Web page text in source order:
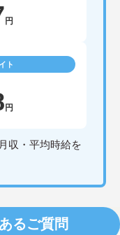
円
ト
円
収・平均時給を
るご質問